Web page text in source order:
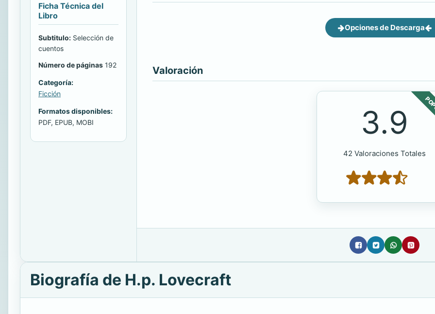
Ficha Técnica del
Libro
Subtitulo: Selección de
cuentos
Número de páginas 192
Categoría:
Ficción
Formatos disponibles:
PDF, EPUB, MOBI
Opciones de Descarga
Valoración
3.9
42 Valoraciones Totales
Biografía de H.p. Lovecraft